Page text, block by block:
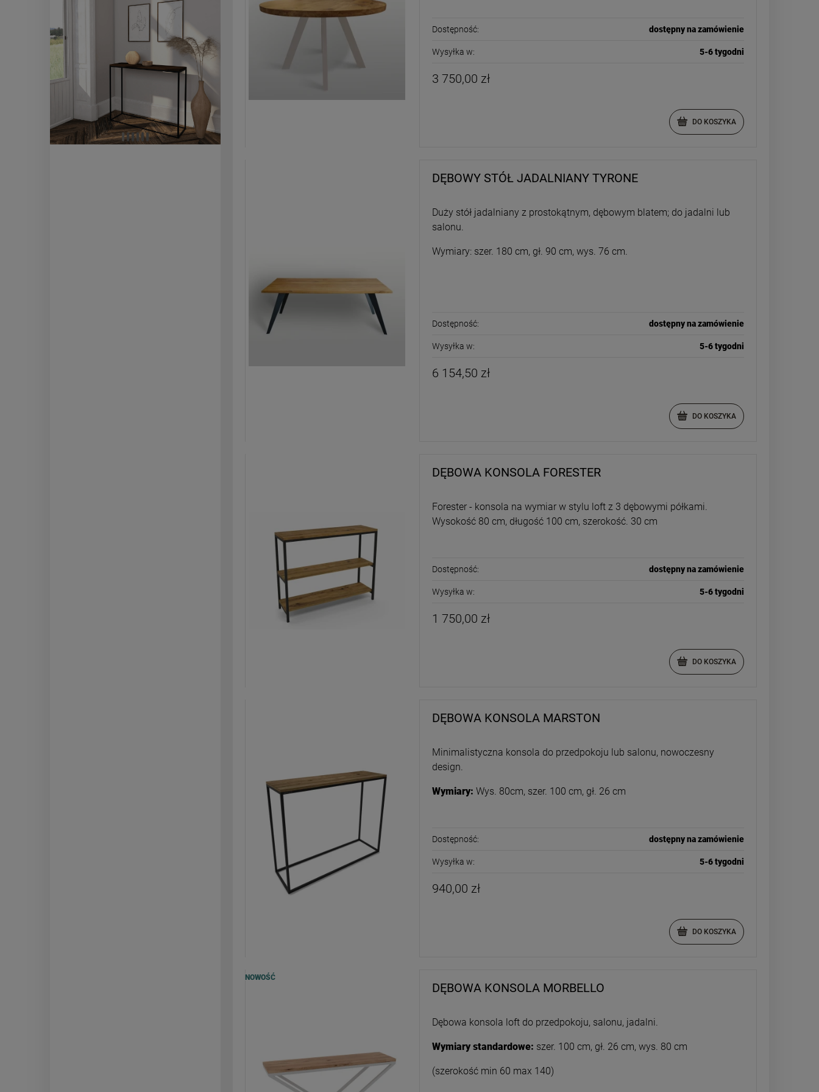
Dostępność: dostępny na zamówienie
Wysyłka w: 5-6 tygodni
3 750,00 zł
DO KOSZYKA
DĘBOWY STÓŁ JADALNIANY TYRONE
Duży stół jadalniany z prostokątnym, dębowym blatem; do jadalni lub
salonu.
Wymiary: szer. 180 cm, gł. 90 cm, wys. 76 cm.
Dostępność: dostępny na zamówienie
Wysyłka w: 5-6 tygodni
6 154,50 zł
DO KOSZYKA
DĘBOWA KONSOLA FORESTER
Forester - konsola na wymiar w stylu loft z 3 dębowymi półkami.
Wysokość 80 cm, długość 100 cm, szerokość. 30 cm
Dostępność: dostępny na zamówienie
Wysyłka w: 5-6 tygodni
1 750,00 zł
DO KOSZYKA
DĘBOWA KONSOLA MARSTON
Minimalistyczna konsola do przedpokoju lub salonu, nowoczesny
design.
Wymiary: Wys. 80cm, szer. 100 cm, gł. 26 cm
Dostępność: dostępny na zamówienie
Wysyłka w: 5-6 tygodni
940,00 zł
DO KOSZYKA
DĘBOWA KONSOLA MORBELLO
Dębowa konsola loft do przedpokoju, salonu, jadalni.
Wymiary standardowe: szer. 100 cm, gł. 26 cm, wys. 80 cm
(szerokość min 60 max 140)
NOWOŚĆ